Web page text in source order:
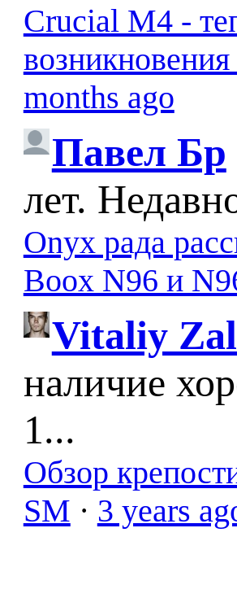
Crucial M4 -
months ago
Павел Бр
лет.
Onyx рада
Boox N96 и
Vitaliy
наличие
1...
Обзор
SM · 3 years